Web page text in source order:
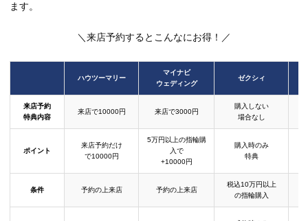
ます。
＼来店予約するとこんなにお得！／
ハウツーマリー
マイナビ
ウェディング
ゼクシィ
来店予約
特典内容
来店で10000円 来店で3000円
購入しない
場合なし
ポイント
来店予約だけ
で10000円
5万円以上の指輪購
入で
+10000円
購入時のみ
特典
条件 予約の上来店 予約の上来店
税込10万円以上
の指輪購入